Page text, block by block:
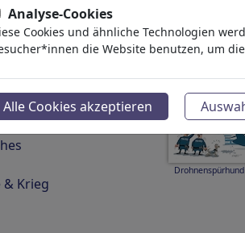
Jugend
Erziehung
Korruption
Krieg
Kindness knows
Drohnenspürhund
Analyse-Cookies
Cookies und ähnliche Technologien
die Website benutzen, um
Alle Cookies akzeptieren